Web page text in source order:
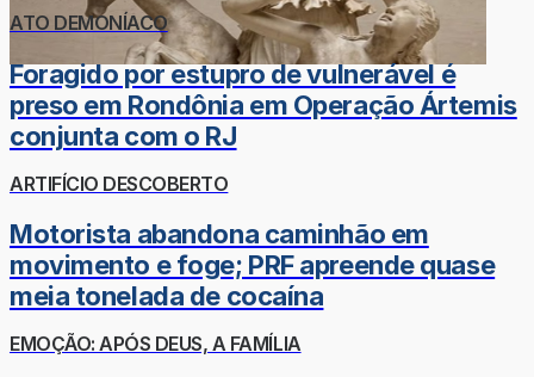
ATO DEMONÍACO
Foragido por estupro de vulnerável é
preso em Rondônia em Operação Ártemis
conjunta com o RJ
ARTIFÍCIO DESCOBERTO
Motorista abandona caminhão em
movimento e foge; PRF apreende quase
meia tonelada de cocaína
EMOÇÃO: APÓS DEUS, A FAMÍLIA